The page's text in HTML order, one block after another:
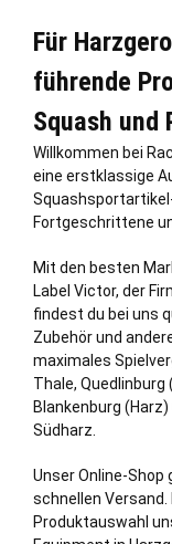
Für
führende
Squash und
Willkommen bei
eine erstklassige
Fortgeschrittene
Mit den besten
Label Victor, der
findest du bei uns
Zubehör und
maximales
Thale,
Blankenburg (Harz)
Südharz.
Unser Online-
schnellen Versand.
Produktauswahl